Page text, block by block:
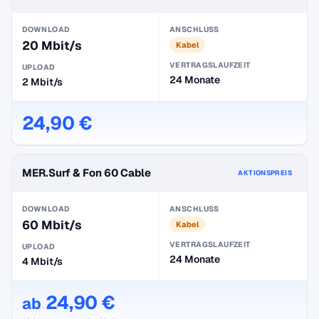
DOWNLOAD
20 Mbit/s
UPLOAD
2 Mbit/s
ANSCHLUSS
Kabel
VERTRAGSLAUFZEIT
24 Monate
24,90 €
MER.Surf & Fon 60 Cable AKTIONSPREIS
DOWNLOAD
60 Mbit/s
UPLOAD
4 Mbit/s
ANSCHLUSS
Kabel
VERTRAGSLAUFZEIT
24 Monate
ab 24,90 €